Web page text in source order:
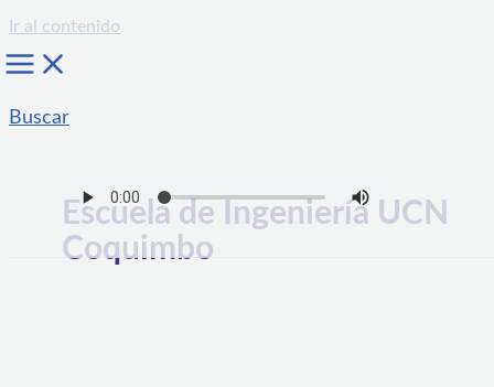
Ir al contenido
Buscar
Escuela de Ingeniería UCN
Coquimbo